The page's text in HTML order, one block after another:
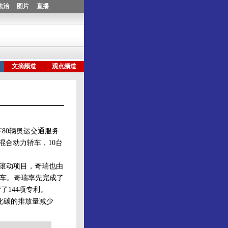
辆奥运交通服务
合动力轿车，10台
动项目，奇瑞也由
。奇瑞率先完成了
144项专利。
碳的排放量减少